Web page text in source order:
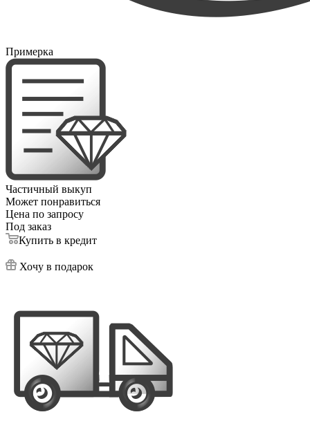
Примерка
Частичный выкуп
Может понравиться
Цена по запросу
Под заказ
Купить в кредит
Хочу в подарок